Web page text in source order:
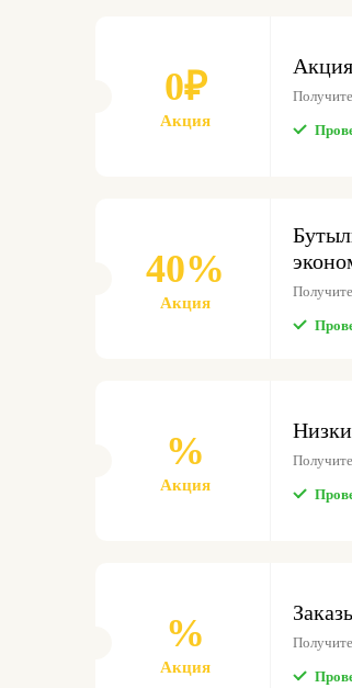
0₽
Акция
40%
Акция
%
Акция
%
Акция